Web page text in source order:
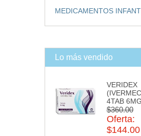
MEDICAMENTOS
Lo más vendido
VERIDEX
4TAB 6MG
$360.00
Oferta:
$144.00